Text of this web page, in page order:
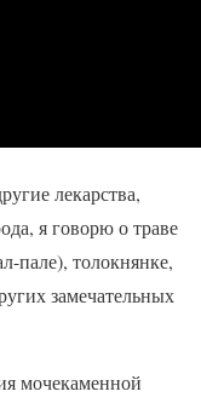
лекарства,
я говорю о траве
пале), толокнянке,
замечательных
мочекаменной